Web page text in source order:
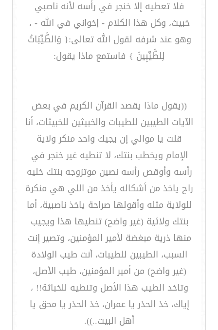
فلا تعطيه إلا خنجر في رأسه لأنه ناصبي
خبيث، وكل هذا الكلام - إخواني في الله - ،
وهو عند شرفه لقول الله تعالى:{ وَالطَّيِّبَاتُ
لِلطَّيِّبِينَ } فاستمع ماذا يقول:
((يقول ماذا يقصد القرآن الكريم في بعض
الآيات الطيبين للطيبات والخبيثين للخبيثات، أنا
قلت يا موالي إن يجيك واحد منكر ولاية
الإمام ويخطب بنتك، لا تنطيه غير خنجر في
رأسه وأوقص رأسه نصين موتزوجه بنتك خليه
راح ياخذ من أشكاله يأخذ من اللي هي منكرة
للولاية مثله وأقولها صراحة ياخذ ناصبية، أما
بنتك ولائية (غير واضح) تنطيها هذا ويجيب
منها ذرية مبغضة لأمير المؤمنين، وتصير إنت
السبب، الطيبين للطيبات، أنت طيب الولادة
(غير واضح) من أمير المؤمنين، طيب الأصل،
وتاخد الطيب هذا الأصل وتنطيه للخباثة!! ،
إياك، خذ الحذر يا عمران، خذ الحذر يا محق يا
أهل البيت..)).